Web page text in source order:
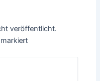
veröffentlicht.
markiert